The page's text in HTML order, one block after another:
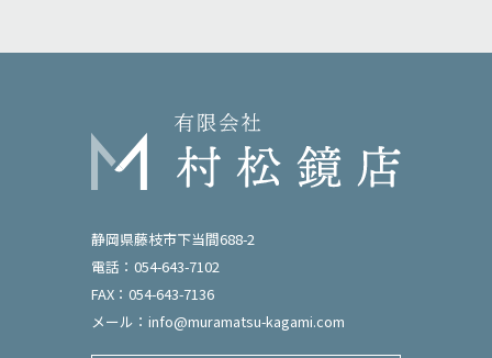
静岡県藤枝市下当間688-2
電話：054-643-7102
FAX：054-643-7136
メール： info@muramatsu-kagami.com